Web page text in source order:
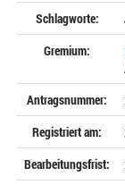
Schlagworte:
Gremium:
Antragsnummer:
Registriert am:
Bearbeitungsfrist: